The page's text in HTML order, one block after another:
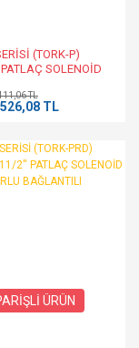
(TORK-P)
SOLENOİD
TL
TL
ÜRÜN